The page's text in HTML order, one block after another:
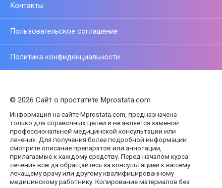
Контакты
Пользовательское соглашение
Политика конфиденциальности
© 2026 Сайт о простатите Mprostata.com
Информация на сайте Mprostata.com, предназначена
только для справочных целей и не является заменой
профессиональной медицинской консультации или
лечения. Для получения более подробной информации
смотрите описание препаратов или аннотации,
прилагаемые к каждому средству. Перед началом курса
лечения всегда обращайтесь за консультацией к вашему
лечащему врачу или другому квалифицированному
медицинскому работнику. Копирование материалов без